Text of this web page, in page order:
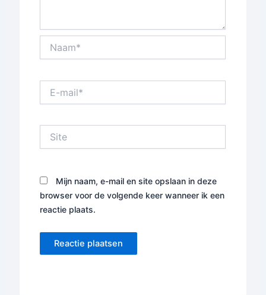
mail*
Mijn naam, e-mail en site opslaan in deze
browser voor de volgende keer wanneer ik een
reactie plaats.